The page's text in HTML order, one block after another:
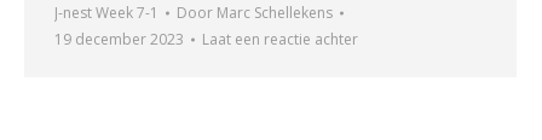
J-nest Week 7-1 Door Marc Schellekens
19 december 2023
Laat een reactie achter